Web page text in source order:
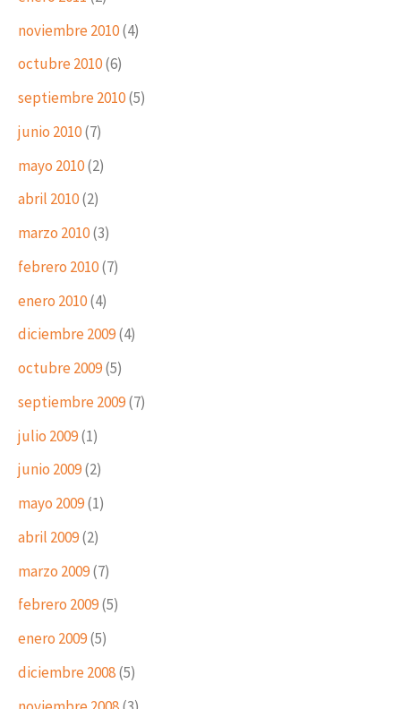
noviembre 2010(4)
octubre 2010(6)
septiembre 2010(5)
junio 2010(7)
mayo 2010(2)
abril 2010(2)
marzo 2010(3)
febrero 2010(7)
enero 2010(4)
diciembre 2009(4)
octubre 2009(5)
septiembre 2009(7)
julio 2009(1)
junio 2009(2)
mayo 2009(1)
abril 2009(2)
marzo 2009(7)
febrero 2009(5)
enero 2009(5)
diciembre 2008(5)